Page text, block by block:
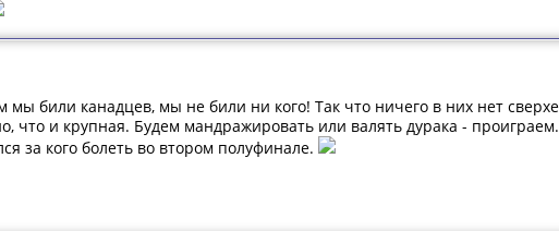
били канадцев, мы не били ни кого! Так что ничего в них нет
что и крупная. Будем мандражировать или валять дурака -
за кого болеть во втором полуфинале.